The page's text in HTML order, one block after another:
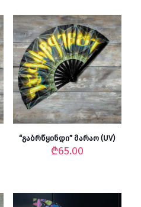
“გაბრწყინდი” მარაო (UV)
₾65.00